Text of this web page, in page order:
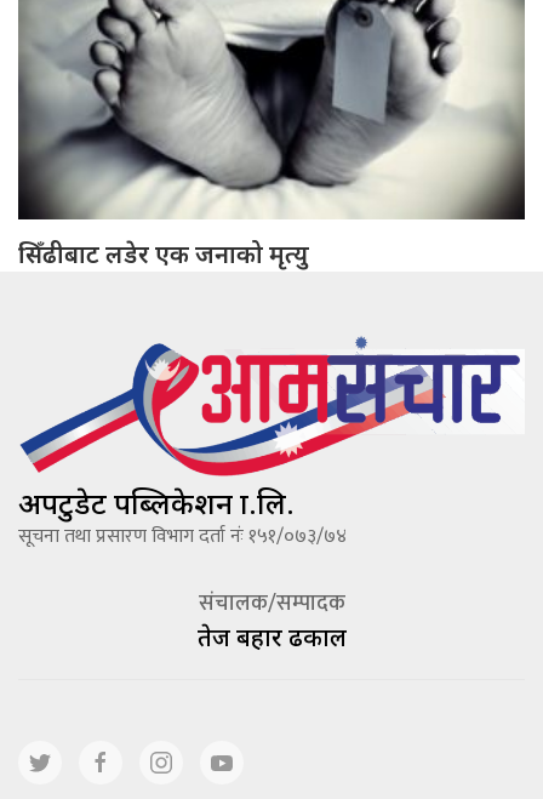
सिँढीबाट लडेर एक जनाको मृत्यु
अपटुडेट पब्लिकेशन प्रा.लि.
सूचना तथा प्रसारण विभाग दर्ता नंः १५१/०७३/७४
संचालक/सम्पादक
तेज बहादूर ढकाल